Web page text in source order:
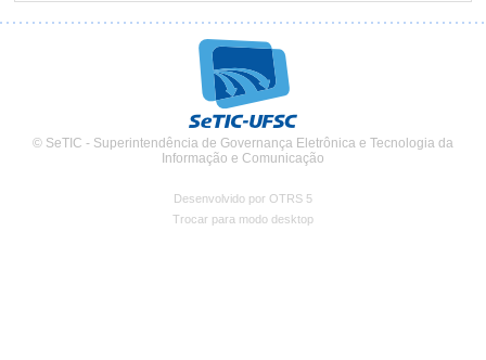
© SeTIC - Superintendência de Governança Eletrônica e Tecnologia da
Informação e Comunicação
Desenvolvido por OTRS 5
Trocar para modo desktop